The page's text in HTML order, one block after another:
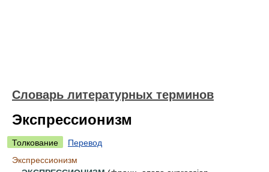
Словарь литературных терминов
Экспрессионизм
Толкование
Перевод
Экспрессионизм